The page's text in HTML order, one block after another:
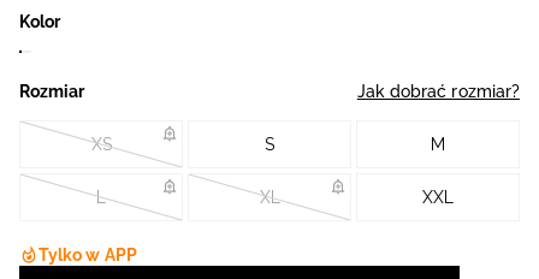
Kolor
Rozmiar Jak dobrać rozmiar?
XS S M
L XL XXL
Tylko w APP